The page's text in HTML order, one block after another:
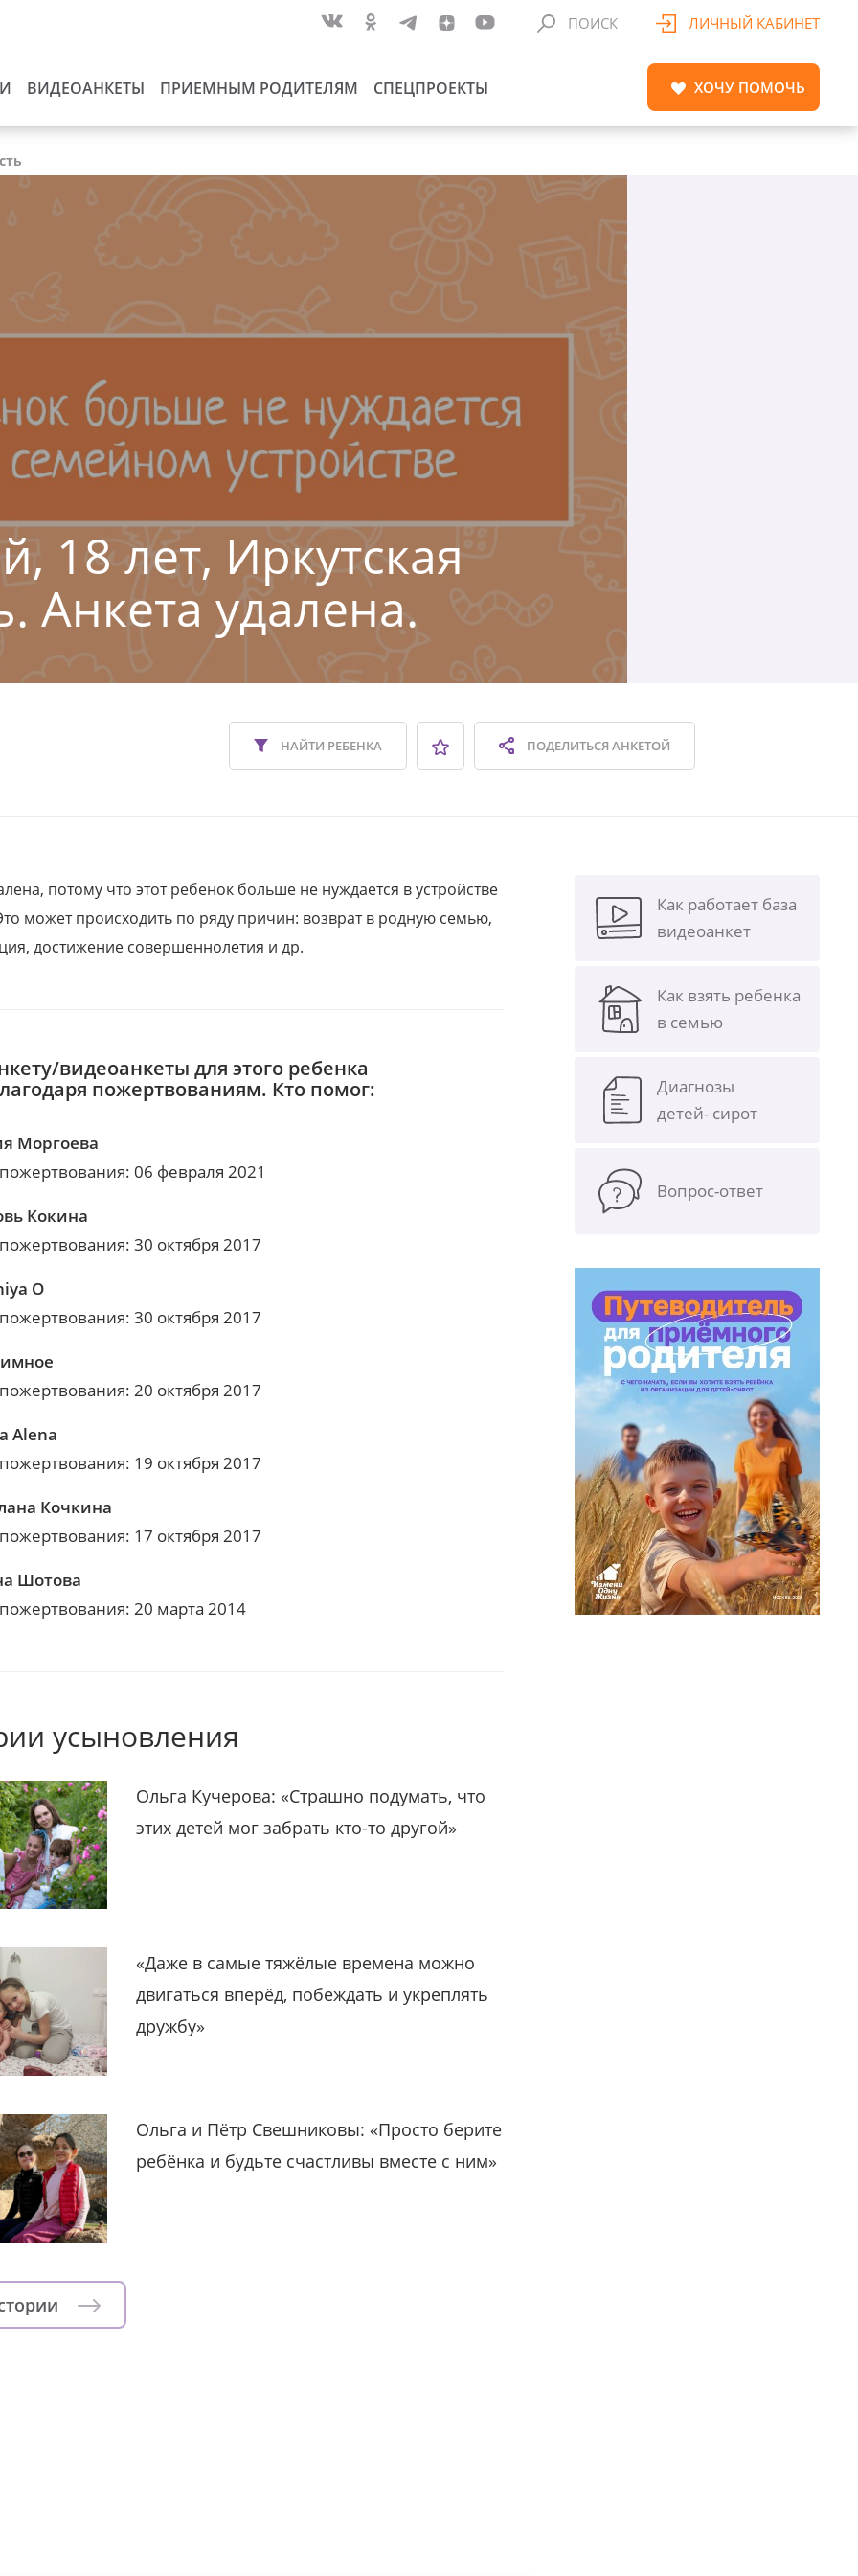
ВИДЕОАНКЕТЫ ПРИЕМНЫМ РОДИТЕЛЯМ СПЕЦПРОЕКТЫ
ПОИСК ЛИЧНЫЙ КАБИНЕТ
ХОЧУ ПОМОЧЬ
18 лет, Иркутская
Анкета удалена.
ПОДЕЛИТЬСЯАНКЕТОЙ
НАЙТИ РЕБЕНКА
потому что этот ребенок больше не нуждается в устройстве
может происходить по ряду причин: возврат в родную семью,
достижение совершеннолетия и др.
видеоанкеты для этого ребенка
пожертвованиям. Кто помог:
Моргоева
06 февраля 2021
Кокина
30 октября 2017
O
30 октября 2017
20 октября 2017
Alena
19 октября 2017
Кочкина
17 октября 2017
Шотова
20 марта 2014
усыновления
Ольга Кучерова: «Страшно подумать, что
этих детей мог забрать кто-то другой»
«Даже в самые тяжёлые времена можно
двигаться вперёд, побеждать и укреплять
дружбу»
Ольга и Пётр Свешниковы: «Просто берите
ребёнка и будьте счастливы вместе с ним»
Как работает база
видеоанкет
Как взять ребенка
в семью
Диагнозы
детей- сирот
Вопрос-ответ